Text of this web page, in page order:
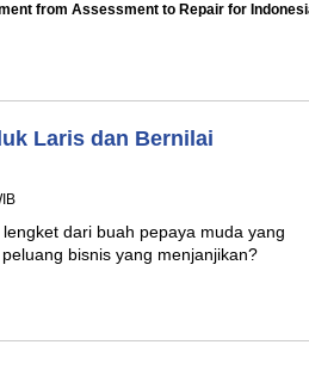
from Assessment to Repair for
Laris dan Bernilai
dari buah pepaya muda yang
bisnis yang menjanjikan?